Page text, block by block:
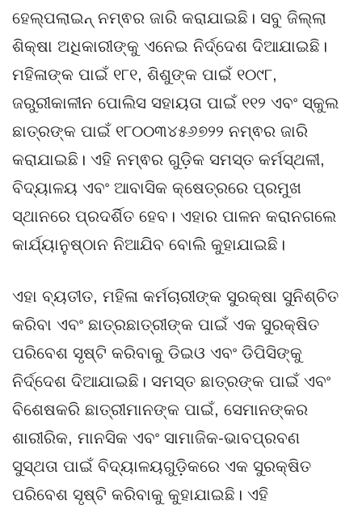
ହେଲ୍ପଲାଇନ୍ ନମ୍ଵର ଜାରି କରାଯାଇଛି। ସବୁ ଜିଲ୍ଲା
ଶିକ୍ଷା ଅଧିକାରୀଙ୍କୁ ଏନେଇ ନିର୍ଦ୍ଦେଶ ଦିଆଯାଇଛି।
ମହିଳାଙ୍କ ପାଇଁ ୧୮୧, ଶିଶୁଙ୍କ ପାଇଁ ୧୦୯୮,
ଜରୁରୀକାଳୀନ ପୋଲିସ ସହାୟତା ପାଇଁ ୧୧୨ ଏବଂ ସ୍କୁଲ
ଛାତ୍ରଙ୍କ ପାଇଁ ୧୮୦୦୩୪୫୬୭୨୨ ନମ୍ଵର ଜାରି
କରାଯାଇଛି। ଏହି ନମ୍ଵର ଗୁଡ଼ିକ ସମସ୍ତ କର୍ମସ୍ଥଳୀ,
ବିଦ୍ୟାଳୟ ଏବଂ ଆବାସିକ କ୍ଷେତ୍ରରେ ପ୍ରମୁଖ
ସ୍ଥାନରେ ପ୍ରଦର୍ଶିତ ହେବ। ଏହାର ପାଳନ କରାନଗଲେ
କାର୍ଯ୍ୟାନୁଷ୍ଠାନ ନିଆଯିବ ବୋଲି କୁହାଯାଇଛି।
ଏହା ବ୍ୟତୀତ, ମହିଳା କର୍ମଚାରୀଙ୍କ ସୁରକ୍ଷା ସୁନିଶ୍ଚିତ
କରିବା ଏବଂ ଛାତ୍ରଛାତ୍ରୀଙ୍କ ପାଇଁ ଏକ ସୁରକ୍ଷିତ
ପରିବେଶ ସୃଷ୍ଟି କରିବାକୁ ଡିଇଓ ଏବଂ ଡିପିସିଙ୍କୁ
ନିର୍ଦ୍ଦେଶ ଦିଆଯାଇଛି। ସମସ୍ତ ଛାତ୍ରଙ୍କ ପାଇଁ ଏବଂ
ବିଶେଷକରି ଛାତ୍ରୀମାନଙ୍କ ପାଇଁ, ସେମାନଙ୍କର
ଶାରୀରିକ, ମାନସିକ ଏବଂ ସାମାଜିକ-ଭାବପ୍ରବଣ
ସୁସ୍ଥତା ପାଇଁ ବିଦ୍ୟାଳୟଗୁଡ଼ିକରେ ଏକ ସୁରକ୍ଷିତ
ପରିବେଶ ସୃଷ୍ଟି କରିବାକୁ କୁହାଯାଇଛି। ଏହି